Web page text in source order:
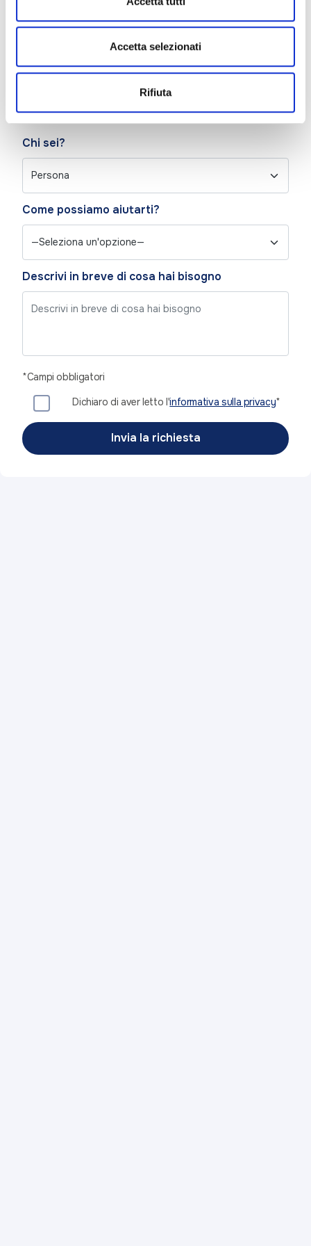
Accetta selezionati
Rifiuta
Scrivi la tua e-mail*
Chi sei?
Come possiamo aiutarti?
Descrivi in breve di cosa hai bisogno
*Campi obbligatori
Dichiaro di aver letto l'informativa sulla privacy*